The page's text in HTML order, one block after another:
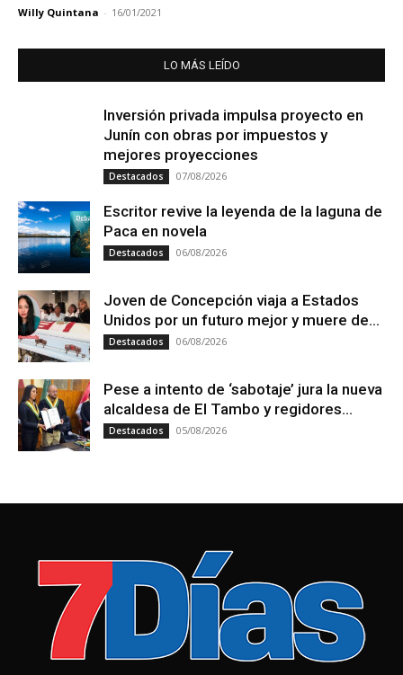
Willy Quintana - 16/01/2021
LO MÁS LEÍDO
Inversión privada impulsa proyecto en
Junín con obras por impuestos y
mejores proyecciones
Destacados 07/08/2026
Escritor revive la leyenda de la laguna de
Paca en novela
Destacados 06/08/2026
Joven de Concepción viaja a Estados
Unidos por un futuro mejor y muere de...
Destacados 06/08/2026
Pese a intento de ‘sabotaje’ jura la nueva
alcaldesa de El Tambo y regidores...
Destacados 05/08/2026